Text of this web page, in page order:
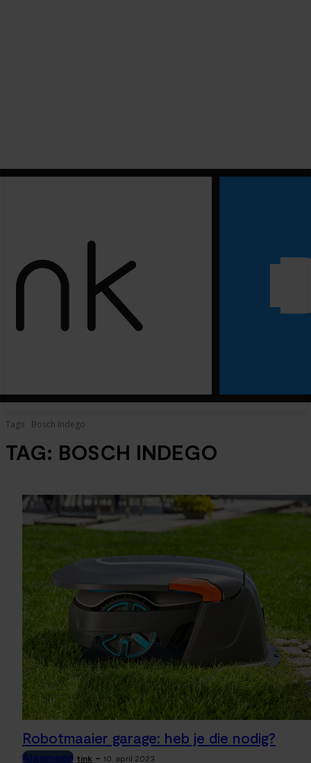
Tags Bosch Indego
TAG: BOSCH INDEGO
Robotmaaier garage: heb je die nodig?
Algemeen tink - 10. april 2023